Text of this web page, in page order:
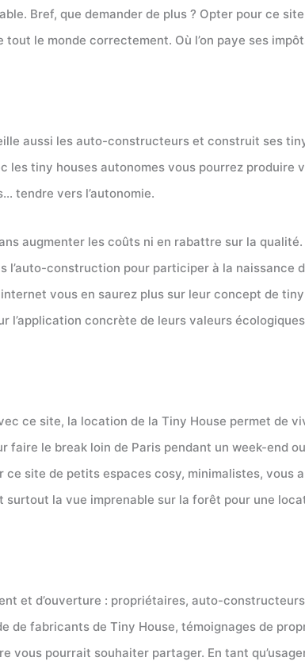
Bref, que demander de plus ? Opter pour ce
tout le monde correctement. Où l’on paye ses
aussi les auto-constructeurs et construit ses
tiny houses autonomes vous pourrez produire
tendre vers l’autonomie.
augmenter les coûts ni en rabattre sur la
construction pour participer à la naissance
vous en saurez plus sur leur concept de
l’application concrète de leurs valeurs
ce site, la location de la Tiny House permet de
faire le break loin de Paris pendant un week-end
ce site de petits espaces cosy, minimalistes, vous
surtout la vue imprenable sur la forêt pour une
et d’ouverture : propriétaires, auto-
de fabricants de Tiny House, témoignages de
pourrait souhaiter partager. En tant